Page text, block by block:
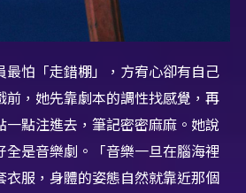
最怕「走錯棚」，方宥心卻有自己
前，她先靠劇本的調性找感覺，再
一點注進去，筆記密密麻麻。她說
全是音樂劇。「音樂一旦在腦海裡
衣服，身體的姿態自然就靠近那個